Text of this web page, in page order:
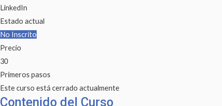
LinkedIn
Estado actual
No Inscrito
Precio
30
Primeros pasos
Este curso está cerrado actualmente
Contenido del Curso